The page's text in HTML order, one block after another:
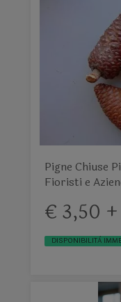
Pigne Chiuse Picea
Fioristi e
€ 3,50 +
DISPONIBILITÀ